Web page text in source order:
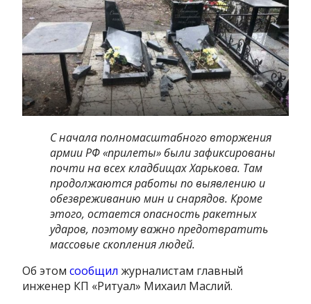
С начала полномасштабного вторжения
армии РФ «прилеты» были зафиксированы
почти на всех кладбищах Харькова. Там
продолжаются работы по выявлению и
обезвреживанию мин и снарядов. Кроме
этого, остается опасность ракетных
ударов, поэтому важно предотвратить
массовые скопления людей.
Об этомсообщил журналистам главный
инженер КП «Ритуал» Михаил Маслий.